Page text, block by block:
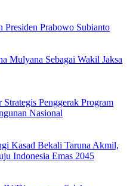
Prabowo Subianto
Mulyana Sebagai Wakil Jaksa
Penggerak Program
Nasional
Kasad Bekali Taruna Akmil,
Indonesia Emas 2045